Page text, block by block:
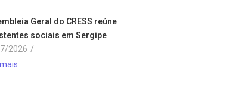
Geral do CRESS reúne
sociais em Sergipe
2026 /